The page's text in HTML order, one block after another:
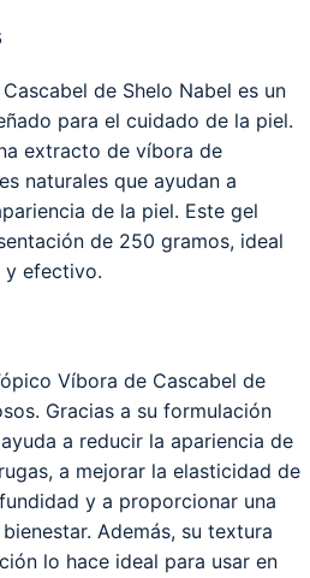
de Shelo Nabel es un
para el cuidado de la piel.
extracto de víbora de
naturales que ayudan a
de la piel. Este gel
de 250 gramos, ideal
y efectivo.
Víbora de Cascabel de
Gracias a su formulación
a reducir la apariencia de
a mejorar la elasticidad de
y a proporcionar una
Además, su textura
lo hace ideal para usar en